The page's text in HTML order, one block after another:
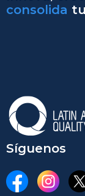
consolida
Síguenos